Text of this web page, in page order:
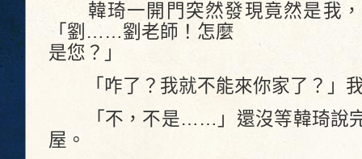
韓琦一開門突然發現竟然是我，
「劉……劉老師！怎麼
是您？」
「咋了？我就不能來你家了？」
「不，不是……」還沒等韓琦說完
屋。